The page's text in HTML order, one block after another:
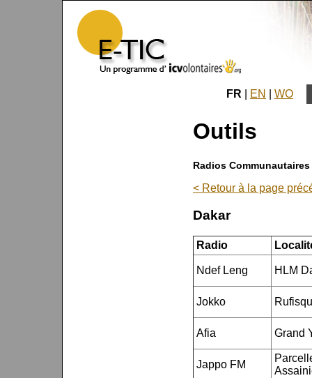
FR EN WO
Outils
Radios
< Retour à la page
Dakar
Radio
Ndef Leng HLM
Jokko
Afia Grand
Jappo FM